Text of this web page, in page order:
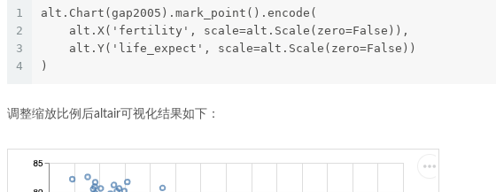
1
2
3
4
alt.Chart(gap2005).mark_point().encode(
    alt.X('fertility', scale=alt.Scale(zero=False)),
    alt.Y('life_expect', scale=alt.Scale(zero=False))
)
调整缩放比例后altair可视化结果如下：